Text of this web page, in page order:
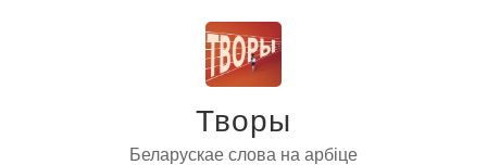
Творы
Беларускае слова на арбіце